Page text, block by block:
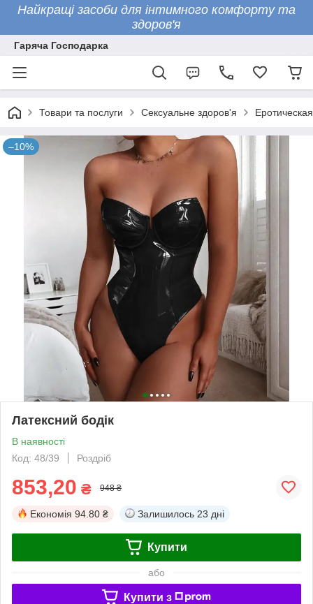
Найкращі засоби для інтимного комфорту та
здоров'я
Гаряча Господарка
Товари та послуги Сексуальне здоров'я
–10%
Латексний бодік
В наявності
Код: 48/39
Роздріб
853,20 ₴ 948 ₴
Економія 94.80 ₴ Залишилось 23 дні
Купити
або
Купити з